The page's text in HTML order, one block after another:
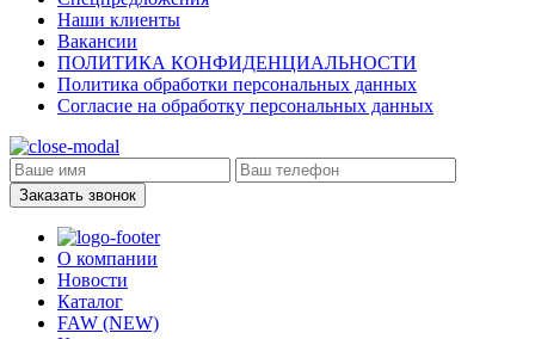
Наши клиенты
Вакансии
ПОЛИТИКА КОНФИДЕНЦИАЛЬНОСТИ
Политика обработки персональных данных
Согласие на обработку персональных данных
Заказать звонок
О компании
Новости
Каталог
FAW (NEW)